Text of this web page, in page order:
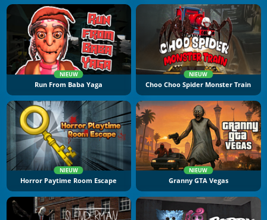
NIEUW
Run From Baba Yaga
NIEUW
Choo Choo Spider Monster Train
NIEUW
Horror Paytime Room Escape
NIEUW
Granny GTA Vegas